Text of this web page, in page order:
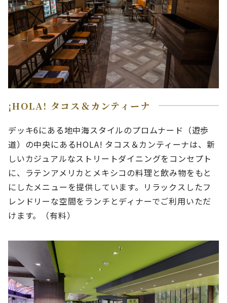
¡HOLA! タコス＆カンティーナ
デッキ6にある地中海スタイルのプロムナード（遊歩
道）の中央にあるHOLA! タコス＆カンティーナは、新
しいカジュアルなストリートダイニングをコンセプト
に、ラテンアメリカとメキシコの料理と飲み物をもと
にしたメニューを提供しています。リラックスしたフ
レンドリーな空間をランチとディナーでご利用いただ
けます。（有料）